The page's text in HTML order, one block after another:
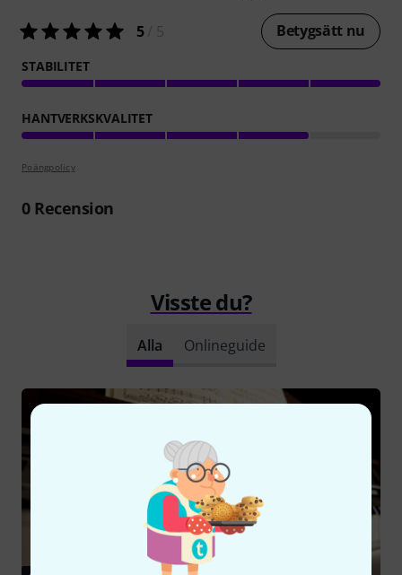
5/ 5 Betygsätt nu
STABILITET
HANTVERKSKVALITET
Poängpolicy
0Recension
Visste du?
Alla Onlineguide